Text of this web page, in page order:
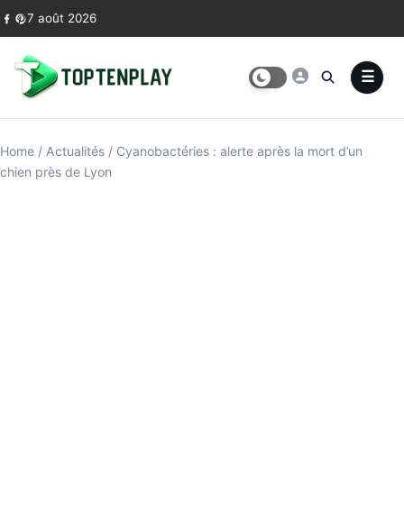
Skip to content
7 août 2026
Home / Actualités / Cyanobactéries : alerte après la mort d’un
chien près de Lyon